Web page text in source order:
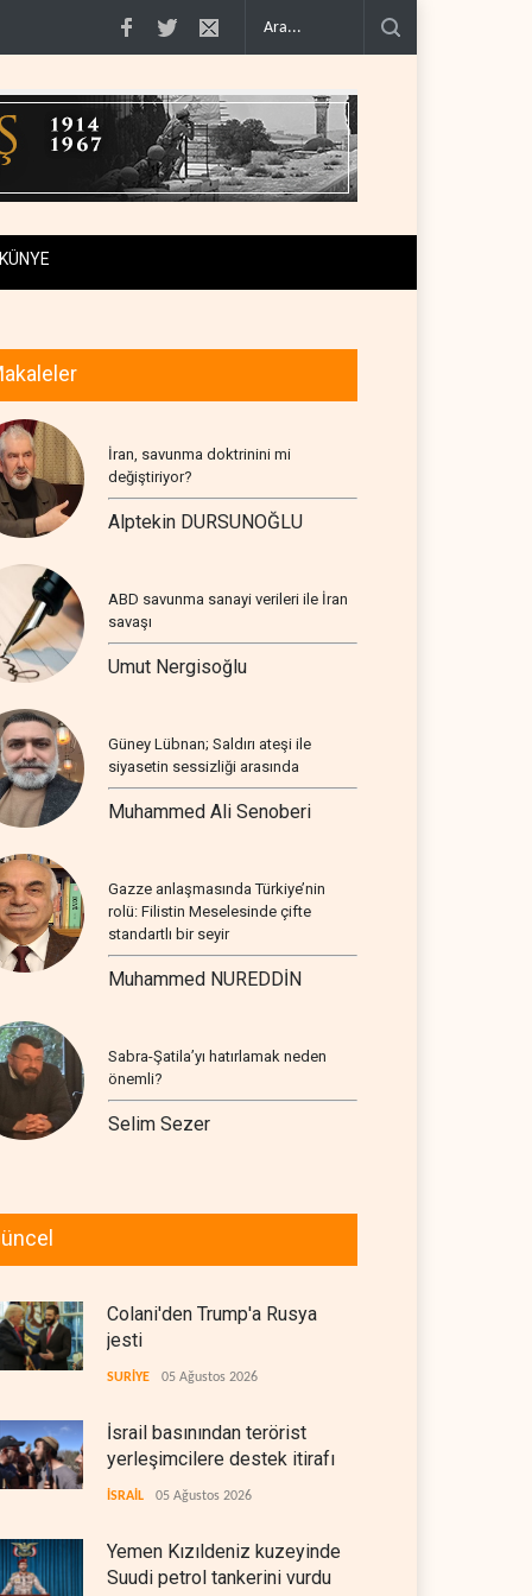
Yemen Kızıldeniz kuzeyinde Suudi petrol tankerini vurdu..
KÜNYE
İran, savunma doktrinini mi
değiştiriyor?
Alptekin DURSUNOĞLU
ABD savunma sanayi verileri ile İran
savaşı
Umut Nergisoğlu
Güney Lübnan; Saldırı ateşi ile
siyasetin sessizliği arasında
Muhammed Ali Senoberi
Gazze anlaşmasında Türkiye’nin
rolü: Filistin Meselesinde çifte
standartlı bir seyir
Muhammed NUREDDİN
Sabra-Şatila’yı hatırlamak neden
önemli?
Selim Sezer
Colani'den Trump'a Rusya
jesti
SURİYE 05 Ağustos 2026
İsrail basınından terörist
yerleşimcilere destek itirafı
İSRAİL 05 Ağustos 2026
Yemen Kızıldeniz kuzeyinde
Suudi petrol tankerini vurdu